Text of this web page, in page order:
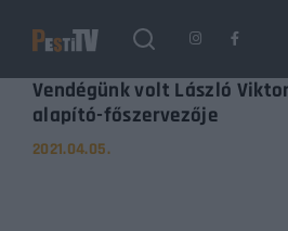
Vendégünk volt László
alapító-főszervezője
2021.04.05.
Username or Email Address